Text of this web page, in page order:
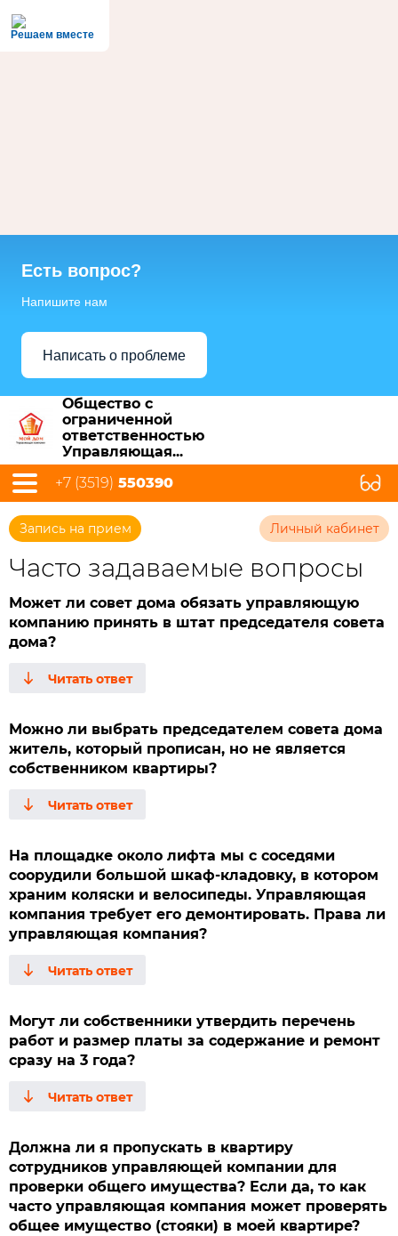
Решаем вместе
Есть вопрос?
Напишите нам
Написать о проблеме
Общество с
ограниченной
ответственностью
Управляющая...
+7 (3519) 550390
Запись на прием Личный кабинет
Часто задаваемые вопросы
Может ли совет дома обязать управляющую
компанию принять в штат председателя совета
дома?
Можно ли выбрать председателем совета дома
житель, который прописан, но не является
собственником квартиры?
На площадке около лифта мы с соседями
соорудили большой шкаф-кладовку, в котором
храним коляски и велосипеды. Управляющая
компания требует его демонтировать. Права ли
управляющая компания?
Могут ли собственники утвердить перечень
работ и размер платы за содержание и ремонт
сразу на 3 года?
Должна ли я пропускать в квартиру
сотрудников управляющей компании для
проверки общего имущества? Если да, то как
часто управляющая компания может проверять
общее имущество (стояки) в моей квартире?